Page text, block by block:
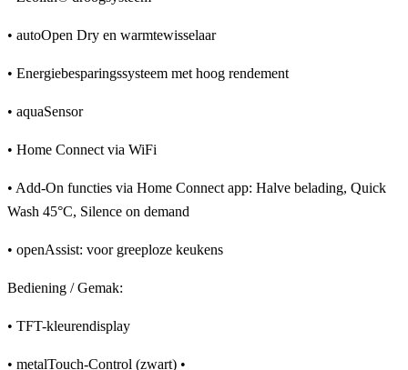
• autoOpen Dry en warmtewisselaar
• Energiebesparingssysteem met hoog rendement
• aquaSensor
• Home Connect via WiFi
• Add-On functies via Home Connect app: Halve belading, Quick
Wash 45°C, Silence on demand
• openAssist: voor greeploze keukens
Bediening / Gemak:
• TFT-kleurendisplay
• metalTouch-Control (zwart) •